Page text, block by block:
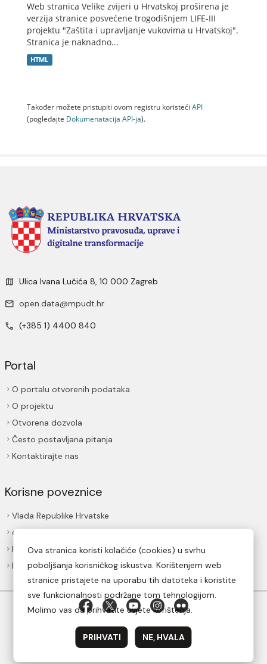
Web stranica Velike zvijeri u Hrvatskoj proširena je
verzija stranice posvećene trogodišnjem LIFE-III
projektu "Zaštita i upravljanje vukovima u Hrvatskoj".
Stranica je naknadno...
HTML
Također možete pristupiti ovom registru koristeći API
(pogledajte Dokumenаtаcijа API-jа).